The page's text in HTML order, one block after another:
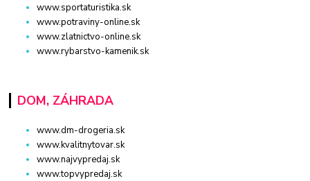
www.sportaturistika.sk
www.potraviny-online.sk
www.zlatnictvo-online.sk
www.rybarstvo-kamenik.sk
DOM, ZÁHRADA
www.dm-drogeria.sk
www.kvalitnytovar.sk
www.najvypredaj.sk
www.topvypredaj.sk